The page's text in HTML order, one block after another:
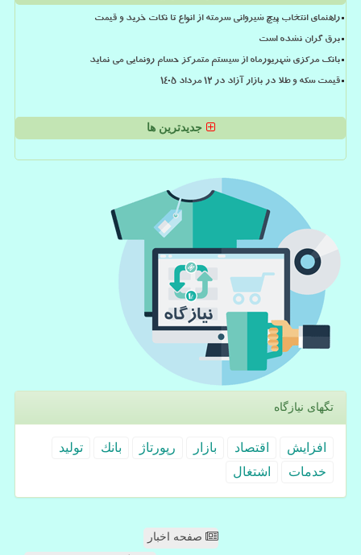
راهنمای انتخاب پیچ شیروانی سرمته از انواع تا نکات خرید و قیمت
برق گران نشده است
بانک مرکزی شهریورماه از سیستم متمرکز حسام رونمایی می نماید
قیمت سکه و طلا در بازار آزاد در ۱۲ مرداد ۱۴۰۵
جدیدترین ها
تگهای نیازگاه
افزایش اقتصاد بازار رپورتاژ بانك
تولید
خدمات
اشتغال
صفحه اخبار